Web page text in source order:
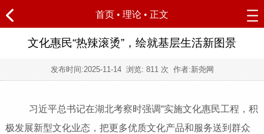
首页 • 理论 • 正文
文化惠民“热辣滚烫”，绘就基层生活新图景
发布时间:2025-11-14浏览: 811 次 作者:新尧网
习近平总书记在湖北考察时强调“实施文化惠民工程，积
极发展新型文化业态，把更多优质文化产品和服务送到群众